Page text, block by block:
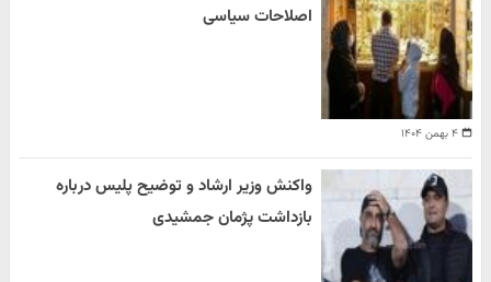
۴ بهمن ۱۴۰۴
اصلاحات سیاسی
واکنش وزیر ارشاد و توضیح پلیس درباره
بازداشت پژمان جمشیدی